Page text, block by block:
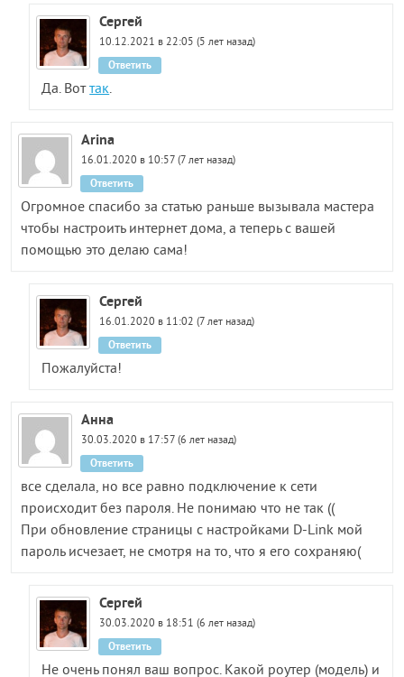
Сергей
10.12.2021 в 22:05 (5 лет назад)
Да. Воттак.
Ответить
Arina
16.01.2020 в 10:57 (7 лет назад)
Огромное спасибо за статью раньше вызывала мастера
чтобы настроить интернет дома, а теперь с вашей
помощью это делаю сама!
Ответить
Сергей
16.01.2020 в 11:02 (7 лет назад)
Пожалуйста!
Ответить
Анна
30.03.2020 в 17:57 (6 лет назад)
все сделала, но все равно подключение к сети
происходит без пароля. Не понимаю что не так ((
При обновление страницы с настройками D-Link мой
пароль исчезает, не смотря на то, что я его сохраняю(
Ответить
Сергей
30.03.2020 в 18:51 (6 лет назад)
Не очень понял ваш вопрос. Какой роутер (модель) и
Ответить